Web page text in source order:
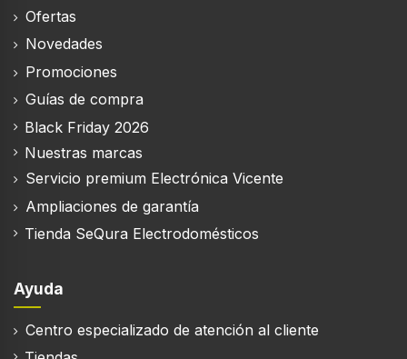
300 mm
Altura
90 mm
Peso
1,29 kg
Características del embalaje de la caja
Ancho del paquete
Profundidad del paquete
Altura del paquete
Ofertas
Novedades
Promociones
Guías de compra
Black Friday 2026
Nuestras marcas
Servicio premium Electrónica Vicente
Ampliaciones de garantía
Tienda SeQura Electrodomésticos
Ayuda
Centro especializado de atención al cliente